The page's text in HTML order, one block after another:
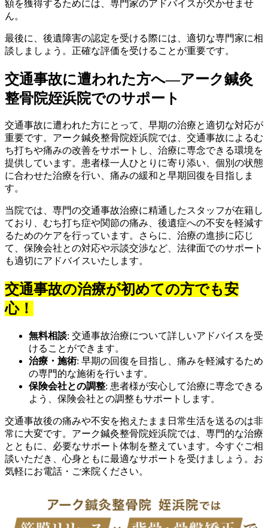
額を獲得するためには、専門家のアドバイスが欠かせませ
ん。
最後に、後遺障害の認定を受ける際には、適切な専門家に相
談しましょう。正確な評価を受けることが重要です。
交通事故に遭われた方へ―アーク鍼灸
整骨院姪浜院でのサポート
交通事故に遭われた方にとって、早期の治療と適切な対応が
重要です。アーク鍼灸整骨院姪浜院では、交通事故によるむ
ち打ちや痛みの改善をサポートし、治療に専念できる環境を
提供しています。患者様一人ひとりに寄り添い、個別の状態
に合わせた治療を行い、痛みの緩和と早期回復を目指しま
す。
当院では、専門の交通事故治療に精通したスタッフが在籍し
ており、むち打ち症や関節の痛み、後遺症への不安を軽減す
るためのケアを行っています。さらに、治療の進捗に応じ
て、保険会社との対応や示談交渉など、法律面でのサポート
も適切にアドバイスいたします。
交通事故の治療が初めての方でも安
心！
無料相談: 交通事故治療について詳しいアドバイスを受
けることができます。
治療・施術: 早期の回復を目指し、痛みを軽減するため
の専門的な施術を行います。
保険会社との調整: 患者様が安心して治療に専念できる
よう、保険会社との調整もサポートします。
交通事故後の痛みや不安を抱えたまま日常生活を送るのは非
常に大変です。アーク鍼灸整骨院姪浜院では、専門的な治療
とともに、必要なサポート体制を整えています。今すぐご相
談いただき、心身ともに最適なサポートを受けましょう。お
気軽にお電話・ご来院ください。